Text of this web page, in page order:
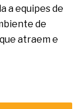
a equipes de
de
atraem e